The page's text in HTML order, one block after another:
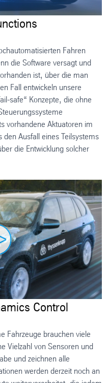
Fahren
die Software versagt und
ist, über die man
Fall entwickeln unsere
safe“ Konzepte, die ohne
vorhandene Aktuatoren im
den Ausfall eines Teilsystems
die Entwicklung solcher
Control
Fahrzeuge brauchen viele
Vielzahl von Sensoren und
und zeichnen alle
werden derzeit noch an